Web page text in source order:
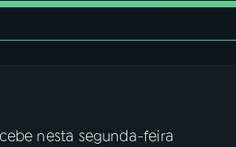
nesta segunda-feira